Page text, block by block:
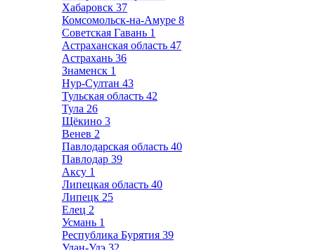
Хабаровск 37
Комсомольск-на-Амуре 8
Советская Гавань 1
Астраханская область 47
Астрахань 36
Знаменск 1
Нур-Султан 43
Тульская область 42
Тула 26
Щёкино 3
Венев 2
Павлодарская область 40
Павлодар 39
Аксу 1
Липецкая область 40
Липецк 25
Елец 2
Усмань 1
Республика Бурятия 39
Улан-Удэ 32